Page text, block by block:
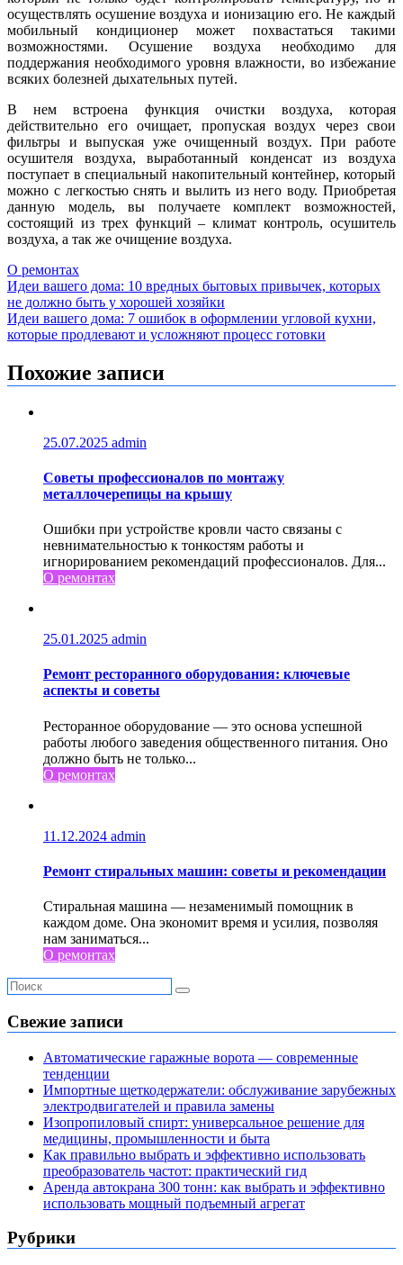
осуществлять осушение воздуха и ионизацию его. Не каждый
мобильный кондиционер может похвастаться такими
возможностями. Осушение воздуха необходимо для
поддержания необходимого уровня влажности, во избежание
всяких болезней дыхательных путей.
В нем встроена функция очистки воздуха, которая
действительно его очищает, пропуская воздух через свои
фильтры и выпуская уже очищенный воздух. При работе
осушителя воздуха, выработанный конденсат из воздуха
поступает в специальный накопительный контейнер, который
можно с легкостью снять и вылить из него воду. Приобретая
данную модель, вы получаете комплект возможностей,
состоящий из трех функций – климат контроль, осушитель
воздуха, а так же очищение воздуха.
О ремонтах
Навигация
по
записям
Идеи вашего дома: 10 вредных бытовых привычек, которых
не должно быть у хорошей хозяйки
Идеи вашего дома: 7 ошибок в оформлении угловой кухни,
которые продлевают и усложняют процесс готовки
Похожие записи
25.07.2025 admin
Советы профессионалов по монтажу
металлочерепицы на крышу
Ошибки при устройстве кровли часто связаны с
невнимательностью к тонкостям работы и
игнорированием рекомендаций профессионалов. Для...
О ремонтах
25.01.2025 admin
Ремонт ресторанного оборудования: ключевые
аспекты и советы
Ресторанное оборудование — это основа успешной
работы любого заведения общественного питания. Оно
должно быть не только...
О ремонтах
11.12.2024 admin
Ремонт стиральных машин: советы и рекомендации
Стиральная машина — незаменимый помощник в
каждом доме. Она экономит время и усилия, позволяя
нам заниматься...
О ремонтах
Свежие записи
Автоматические гаражные ворота — современные
тенденции
Импортные щеткодержатели: обслуживание зарубежных
электродвигателей и правила замены
Изопропиловый спирт: универсальное решение для
медицины, промышленности и быта
Как правильно выбрать и эффективно использовать
преобразователь частот: практический гид
Аренда автокрана 300 тонн: как выбрать и эффективно
использовать мощный подъемный агрегат
Рубрики